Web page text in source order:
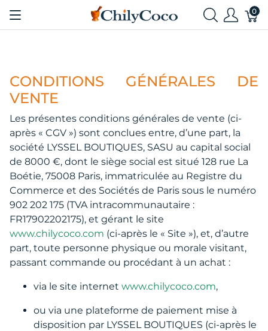
0
CONDITIONS GÉNÉRALES DE
VENTE
Les présentes conditions générales de vente (ci-
après « CGV ») sont conclues entre, d’une part, la
société LYSSEL BOUTIQUES, SASU au capital social
de 8000 €, dont le siège social est situé 128 rue La
Boétie, 75008 Paris, immatriculée au Registre du
Commerce et des Sociétés de Paris sous le numéro
902 202 175 (TVA intracommunautaire :
FR17902202175), et gérant le site
www.chilycoco.com (ci-après le « Site »), et, d’autre
part, toute personne physique ou morale visitant,
passant commande ou procédant à un achat :
via le site internet www.chilycoco.com,
ou via une plateforme de paiement mise à
disposition par LYSSEL BOUTIQUES (ci-après le